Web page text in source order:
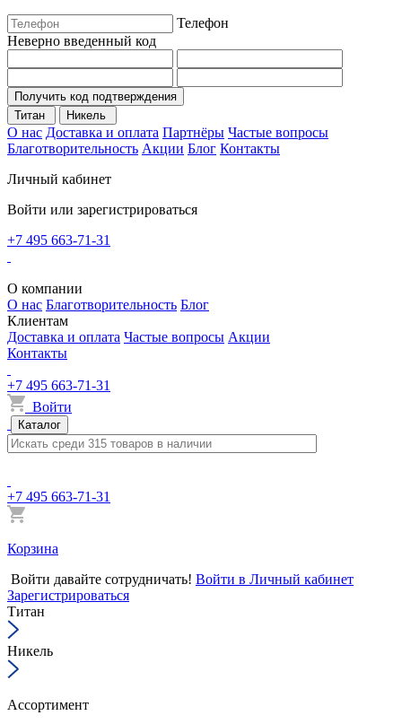
Телефон
Неверно введенный код
Получить код подтверждения
Титан
Никель
О нас Доставка и оплата Партнёры Частые вопросы
Благотворительность Акции Блог Контакты
Личный кабинет
Войти или зарегистрироваться
+7 495 663-71-31
О компании
О нас Благотворительность Блог
Клиентам
Доставка и оплата Частые вопросы Акции
Контакты
+7 495 663-71-31
Войти
Каталог
+7 495 663-71-31
Корзина
Войти давайте сотрудничать! Войти в Личный кабинет
Зарегистрироваться
Титан
Никель
Ассортимент